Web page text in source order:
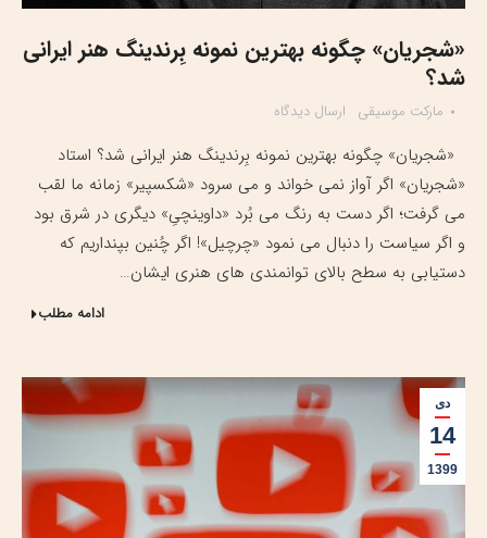
«شجریان» چگونه بهترین نمونه بِرندینگ هنر ایرانی
شد؟
مارکت موسیقی ارسال دیدگاه
«شجریان» چگونه بهترین نمونه بِرندینگ هنر ایرانی شد؟ استاد
«شجریان» اگر آواز نمی خواند و می سرود «شکسپیر» زمانه ما لقب
می گرفت؛ اگر دست به رنگ می بُرد «داوینچیِ» دیگری در شرق بود
و اگر سیاست را دنبال می نمود «چرچیل»! اگر چُنین بپنداریم که
دستیابی به سطح بالای توانمندی های هنری ایشان…
ادامه مطلب
دی
14
1399